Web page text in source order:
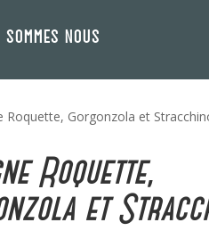
sommes nous
Roquette, Gorgonzola et
Roquette,
et